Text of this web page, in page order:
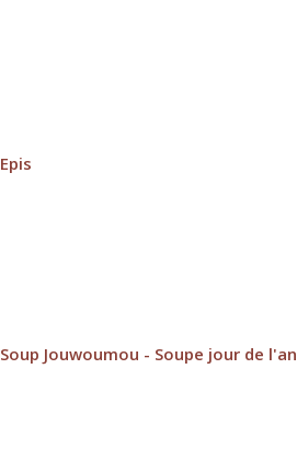
Epis
Soup Jouwoumou - Soupe jour de l'an